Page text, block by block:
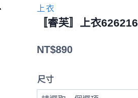
上衣
〚睿芙〛上衣
NT$890
尺寸